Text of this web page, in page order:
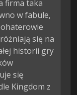
firma taka
w fabule,
się na
historii gry
się
Kingdom z